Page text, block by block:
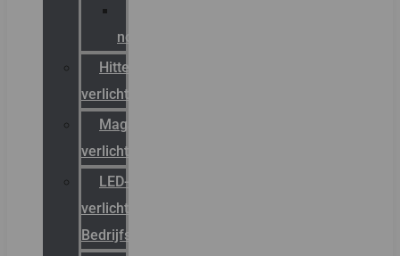
noodverlichting
Hittebestendige
verlichting
Magazijn
verlichting
LED-
verlichting
Bedrijfshal